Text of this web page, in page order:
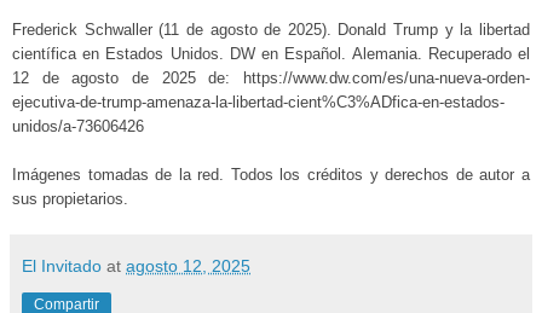
Frederick Schwaller (11 de agosto de 2025). Donald Trump y la libertad
científica en Estados Unidos. DW en Español. Alemania. Recuperado el
12 de agosto de 2025 de: https://www.dw.com/es/una-nueva-orden-
ejecutiva-de-trump-amenaza-la-libertad-cient%C3%ADfica-en-estados-
unidos/a-73606426
Imágenes tomadas de la red. Todos los créditos y derechos de autor a
sus propietarios.
El Invitado at agosto 12, 2025
Compartir